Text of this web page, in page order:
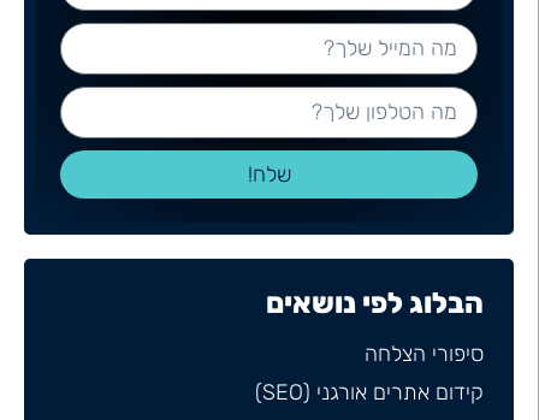
שלח!
הבלוג לפי נושאים
סיפורי הצלחה
קידום אתרים אורגני (SEO)